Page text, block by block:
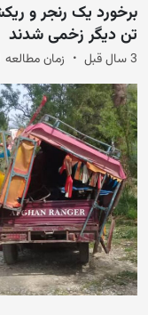
برخورد یک رنجر و
تن دیگر زخمی شدند
3 سال قبل زمان مطالعه 1 دقیقه